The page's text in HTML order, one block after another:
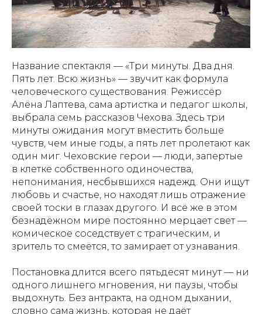
Название спектакля — «Три минуты. Два дня.
Пять лет. Всю жизнь» — звучит как формула
человеческого существования. Режиссёр
Алёна Лаптева, сама артистка и педагог школы,
выбрала семь рассказов Чехова. Здесь три
минуты ожидания могут вместить больше
чувств, чем иные годы, а пять лет пролетают как
один миг. Чеховские герои — люди, запертые
в клетке собственного одиночества,
непонимания, несбывшихся надежд. Они ищут
любовь и счастье, но находят лишь отражение
своей тоски в глазах другого. И всё же в этом
безнадёжном мире постоянно мерцает свет —
комическое соседствует с трагическим, и
зритель то смеётся, то замирает от узнавания.
Постановка длится всего пятьдесят минут — ни
одного лишнего мгновения, ни паузы, чтобы
выдохнуть. Без антракта, на одном дыхании,
словно сама жизнь, которая не даёт